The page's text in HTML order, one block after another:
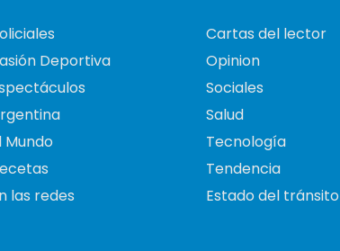
Deportiva
Mundo
las redes
Cartas del lector
Opinion
Sociales
Salud
Tecnología
Tendencia
Estado del tránsito